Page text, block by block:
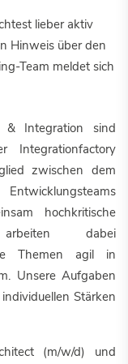
lieber aktiv
Hinweis über den
Team meldet sich
Integration sind
zwischen dem
hochkritische
arbeiten dabei
Themen agil in
Unsere Aufgaben
Stärken
(m/w/d) und